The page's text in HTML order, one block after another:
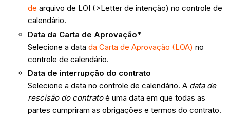
de arquivo de LOI (>Letter de intenção) no controle de
calendário.
Data da Carta de Aprovação*
Selecione a data da Carta de Aprovação (LOA) no
controle de calendário.
Data de interrupção do contrato
Selecione a data no controle de calendário. A data de
rescisão do contratoé uma data em que todas as
partes cumpriram as obrigações e termos do contrato.